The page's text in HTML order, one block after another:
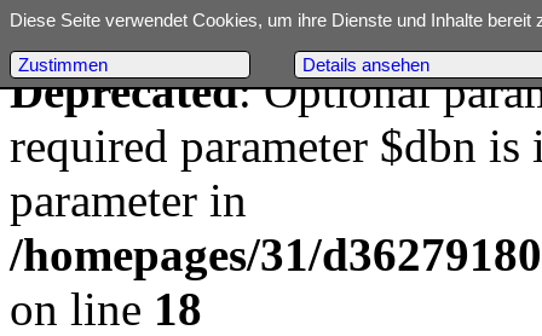
Deprecated: Optional
required parameter $dbn
parameter in
/homepages/31/
on line 18
Diese Seite verwendet Cookies, um ihre Dienste und Inhalte
Zustimmen Details ansehen